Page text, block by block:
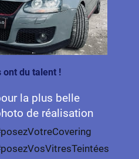
ont du talent !
la plus belle
de réalisation